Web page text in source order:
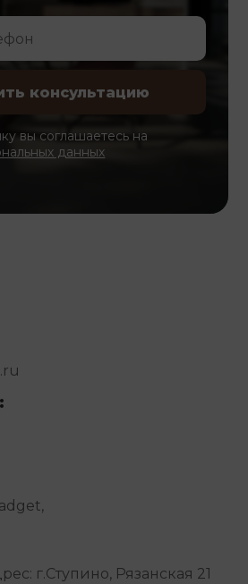
вы соглашаетесь на
данных
г.Ступино, Рязанская 21